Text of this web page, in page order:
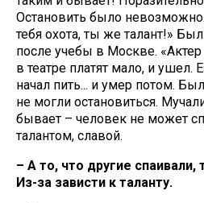
Остановить было
тебя охота, ты же талант!»
после учебы в Москве. «Актер
в театре платят мало, и ушел.
начал пить... и умер потом.
не могли остановиться.
бывает – человек не может
талантом, славой.
– А то, что другие
Из-за зависти к таланту.